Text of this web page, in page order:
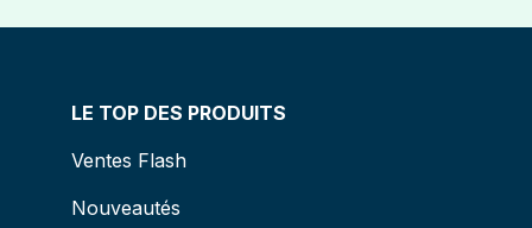
LE TOP DES PRODUITS
Ventes Flash
Nouveautés